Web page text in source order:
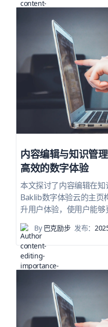
内容编辑与知识管
高效的数字体验
本文探讨了内容编辑在
Baklib数字体验云的主页
升用户体验，使用户能够
By巴克励步 发布：